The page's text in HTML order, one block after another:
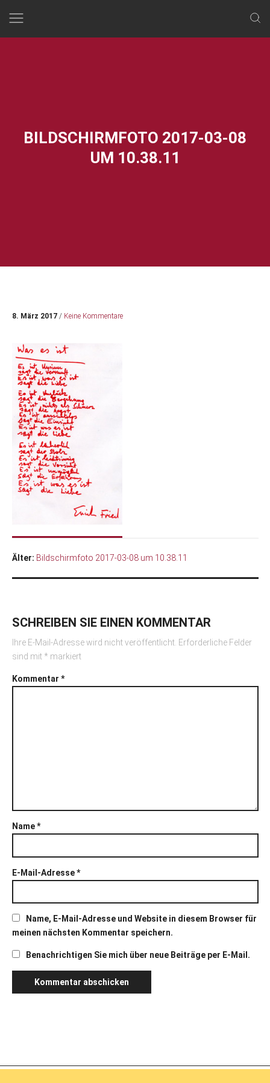
BILDSCHIRMFOTO 2017-03-08
UM 10.38.11
8. März 2017 / Keine Kommentare
Älter: Bildschirmfoto 2017-03-08 um 10.38.11
SCHREIBEN SIE EINEN KOMMENTAR
Ihre E-Mail-Adresse wird nicht veröffentlicht. Erforderliche Felder
sind mit * markiert
Kommentar *
Name*
E-Mail-Adresse*
Name, E-Mail-Adresse und Website in diesem Browser für
meinen nächsten Kommentar speichern.
Benachrichtigen Sie mich über neue Beiträge per E-Mail.